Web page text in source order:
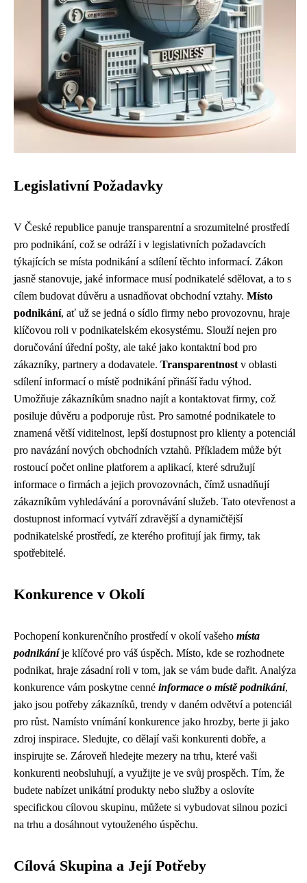
Legislativní Požadavky
V České republice panuje transparentní a srozumitelné prostředí
pro podnikání, což se odráží i v legislativních požadavcích
týkajících se místa podnikání a sdílení těchto informací. Zákon
jasně stanovuje, jaké informace musí podnikatelé sdělovat, a to s
cílem budovat důvěru a usnadňovat obchodní vztahy. Místo
podnikání, ať už se jedná o sídlo firmy nebo provozovnu, hraje
klíčovou roli v podnikatelském ekosystému. Slouží nejen pro
doručování úřední pošty, ale také jako kontaktní bod pro
zákazníky, partnery a dodavatele. Transparentnost v oblasti
sdílení informací o místě podnikání přináší řadu výhod.
Umožňuje zákazníkům snadno najít a kontaktovat firmy, což
posiluje důvěru a podporuje růst. Pro samotné podnikatele to
znamená větší viditelnost, lepší dostupnost pro klienty a potenciál
pro navázání nových obchodních vztahů. Příkladem může být
rostoucí počet online platforem a aplikací, které sdružují
informace o firmách a jejich provozovnách, čímž usnadňují
zákazníkům vyhledávání a porovnávání služeb. Tato otevřenost a
dostupnost informací vytváří zdravější a dynamičtější
podnikatelské prostředí, ze kterého profitují jak firmy, tak
spotřebitelé.
Konkurence v Okolí
Pochopení konkurenčního prostředí v okolí vašeho místa
podnikáníje klíčové pro váš úspěch. Místo, kde se rozhodnete
podnikat, hraje zásadní roli v tom, jak se vám bude dařit. Analýza
konkurence vám poskytne cenné informace o místě podnikání,
jako jsou potřeby zákazníků, trendy v daném odvětví a potenciál
pro růst. Namísto vnímání konkurence jako hrozby, berte ji jako
zdroj inspirace. Sledujte, co dělají vaši konkurenti dobře, a
inspirujte se. Zároveň hledejte mezery na trhu, které vaši
konkurenti neobsluhují, a využijte je ve svůj prospěch. Tím, že
budete nabízet unikátní produkty nebo služby a oslovíte
specifickou cílovou skupinu, můžete si vybudovat silnou pozici
na trhu a dosáhnout vytouženého úspěchu.
Cílová Skupina a Její Potřeby